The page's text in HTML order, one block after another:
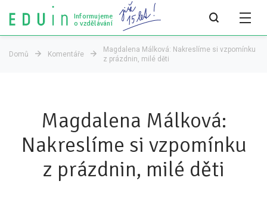
Informujeme
o vzdělávání
Týdeník bEDUin
Analýzy
Audit vzdělávacího systému
Domů Komentáře
Magdalena Málková: Nakreslíme si vzpomínku
z prázdnin, milé děti
Magdalena Málková:
Nakreslíme si vzpomínku
z prázdnin, milé děti